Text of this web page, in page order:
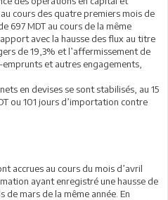
au cours des quatre premiers mois de
697 MDT au cours de la même
avec la hausse des flux au titre
de 19,3% et l’affermissement de
et autres engagements,
en devises se sont stabilisés, au 15
ou 101 jours d’importation contre
accrues au cours du mois d’avril
ayant enregistré une hausse de
mars de la même année. En